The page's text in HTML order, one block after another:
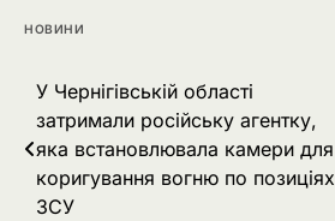
НОВИНИ
Навігація
записів
У Чернігівській області
затримали російську агентку,
яка встановлювала камери для
коригування вогню по позиціях
ЗСУ